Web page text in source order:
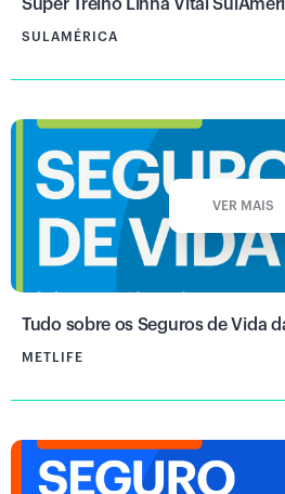
Super Treino Linha Vital
SULAMÉRICA
VER MAIS
Tudo sobre os Seguros de Vida
METLIFE